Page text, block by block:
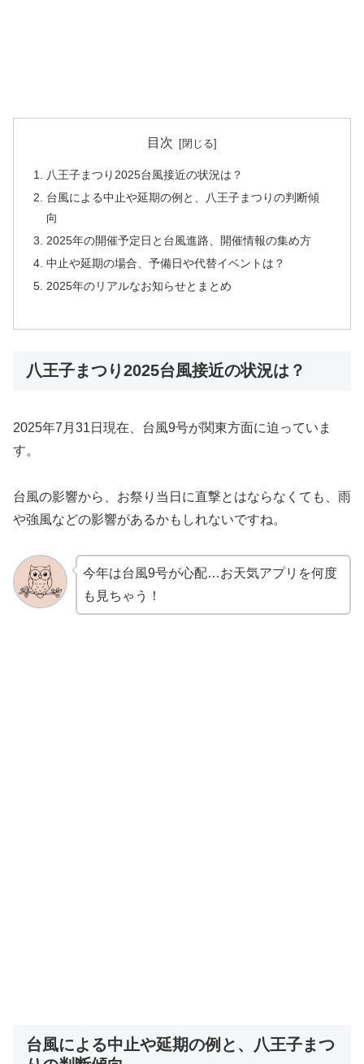
目次
八王子まつり2025台風接近の状況は？
台風による中止や延期の例と、八王子まつりの判断傾
向
2025年の開催予定日と台風進路、開催情報の集め方
中止や延期の場合、予備日や代替イベントは？
2025年のリアルなお知らせとまとめ
八王子まつり2025台風接近の状況は？
2025年7月31日現在、台風9号が関東方面に迫っていま
す。
台風の影響から、お祭り当日に直撃とはならなくても、雨
や強風などの影響があるかもしれないですね。
今年は台風9号が心配…お天気アプリを何度
も見ちゃう！
台風による中止や延期の例と、八王子まつ